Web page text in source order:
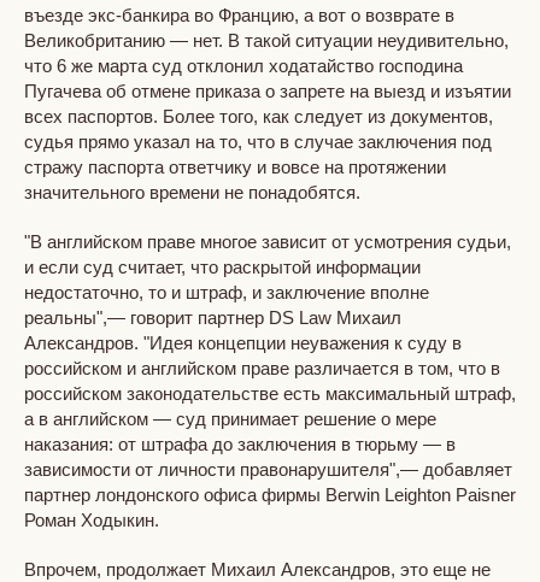
въезде экс-банкира во Францию, а вот о возврате в
Великобританию — нет. В такой ситуации неудивительно,
что 6 же марта суд отклонил ходатайство господина
Пугачева об отмене приказа о запрете на выезд и изъятии
всех паспортов. Более того, как следует из документов,
судья прямо указал на то, что в случае заключения под
стражу паспорта ответчику и вовсе на протяжении
значительного времени не понадобятся.
"В английском праве многое зависит от усмотрения судьи,
и если суд считает, что раскрытой информации
недостаточно, то и штраф, и заключение вполне
реальны",— говорит партнер DS Law Михаил
Александров. "Идея концепции неуважения к суду в
российском и английском праве различается в том, что в
российском законодательстве есть максимальный штраф,
а в английском — суд принимает решение о мере
наказания: от штрафа до заключения в тюрьму — в
зависимости от личности правонарушителя",— добавляет
партнер лондонского офиса фирмы Berwin Leighton Paisner
Роман Ходыкин.
Впрочем, продолжает Михаил Александров, это еще не